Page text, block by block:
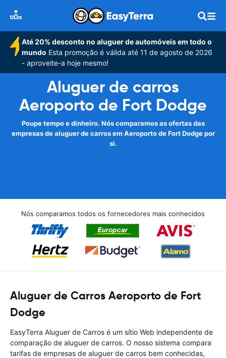
Até 20% desconto no aluguer de automóveis em todo o
mundo Esta promoção é válida até 11 de agosto de 2026
- aproveite-a hoje mesmo!
Aluguer de carros
Aeroporto de Fort Dodge
Poupe tempo e dinheiro. Nós comparamos as ofertas das
empresas de aluguer de carros em Aeroporto de Fort Dodge por
si.
Nós comparamos todos os fornecedores mais conhecidos
Aluguer de Carros Aeroporto de Fort
Dodge
EasyTerra Aluguer de Carros é um sítio Web independente de
comparação de aluguer de carros. O nosso sistema compara
tarifas de empresas de aluguer de carros bem conhecidas,